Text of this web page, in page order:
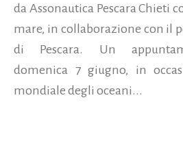
da Assonautica Pescara Chieti
mare, in collaborazione con il
di Pescara. Un
domenica 7 giugno, in
mondiale degli oceani...